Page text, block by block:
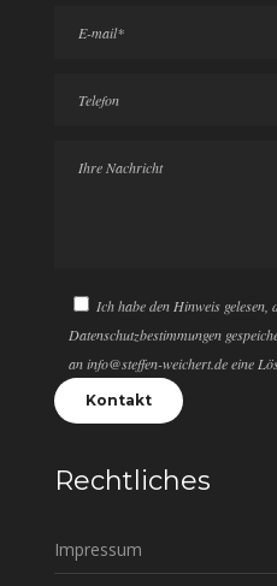
Ich habe den Hinweis gelesen,
Datenschutzbestimmungen
an info@steffen-weichert.de eine
Rechtliches
Impressum